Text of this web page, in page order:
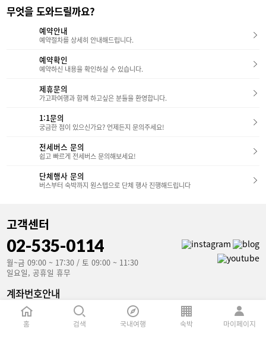
무엇을 도와드릴까요?
예약안내
예약절차를 상세히 안내해드립니다.
예약확인
예약하신 내용을 확인하실 수 있습니다.
제휴문의
가고파여행과 함께 하고싶은 분들을 환영합니다.
1:1문의
궁금한 점이 있으신가요? 언제든지 문의주세요!
전세버스 문의
쉽고 빠르게 전세버스 문의해보세요!
단체행사 문의
버스부터 숙박까지 원스텝으로 단체 행사 진행해드립니다
고객센터
02-535-0114
월~금 09:00 ~ 17:30 / 토 09:00 ~ 11:30
일요일, 공휴일 휴무
계좌번호안내
국민은행(예금주 : 가고파여행)
853801-04-106907
홈 검색 국내여행 숙박 마이페이지